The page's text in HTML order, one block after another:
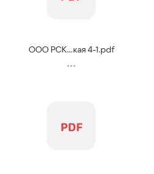
ООО РСК...кая 4-1.pdf